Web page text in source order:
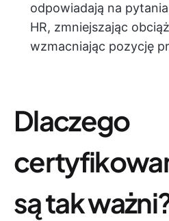
odpowiadają na
HR, zmniejszając
wzmacniając pozycję
Dlaczego
są tak